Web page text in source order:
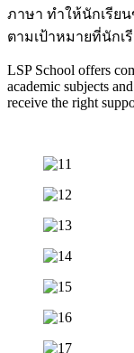
ภาษา ทำให้นักเรียน
ตามเป้าหมายที่นักเ
LSP School offers
academic subjects
receive the right